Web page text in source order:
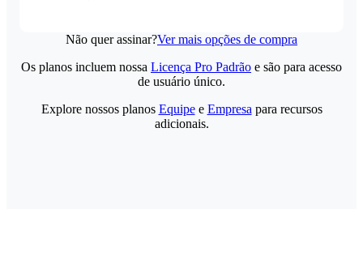
Não quer assinar?Ver mais opções de compra
Os planos incluem nossa Licença Pro Padrão e são para acesso
de usuário único.
Explore nossos planos Equipee Empresa para recursos
adicionais.